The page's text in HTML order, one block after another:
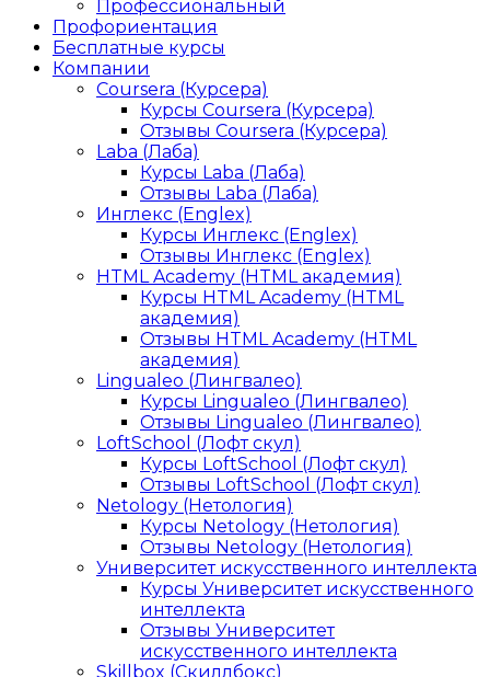
Профессиональный
Профориентация
Бесплатные курсы
Компании
Coursera (Курсера)
Курсы Coursera (Курсера)
Отзывы Coursera (Курсера)
Laba (Лаба)
Курсы Laba (Лаба)
Отзывы Laba (Лаба)
Инглекс (Englex)
Курсы Инглекс (Englex)
Отзывы Инглекс (Englex)
HTML Academy (HTML академия)
Курсы HTML Academy (HTML
академия)
Отзывы HTML Academy (HTML
академия)
Lingualeo (Лингвалео)
Курсы Lingualeo (Лингвалео)
Отзывы Lingualeo (Лингвалео)
LoftSchool (Лофт скул)
Курсы LoftSchool (Лофт скул)
Отзывы LoftSchool (Лофт скул)
Netology (Нетология)
Курсы Netology (Нетология)
Отзывы Netology (Нетология)
Университет искусственного интеллекта
Курсы Университет искусственного
интеллекта
Отзывы Университет
искусственного интеллекта
Skillbox (Скиллбокс)